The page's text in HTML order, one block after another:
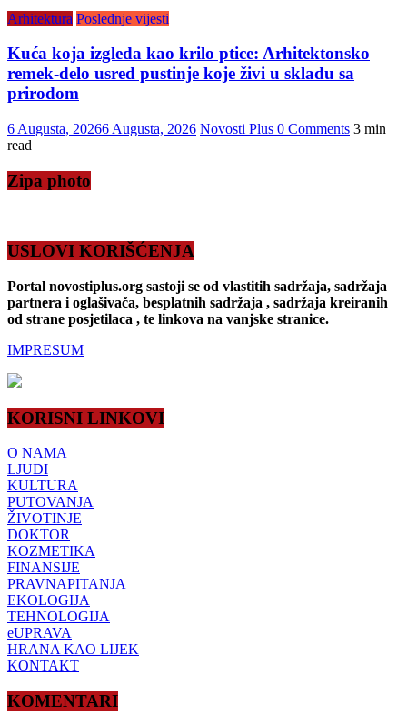
Arhitektura Poslednje vijesti
Kuća koja izgleda kao krilo ptice: Arhitektonsko
remek-delo usred pustinje koje živi u skladu sa
prirodom
6 Augusta, 20266 Augusta, 2026 Novosti Plus 0 Comments 3 min
read
Zipa photo
USLOVI KORIŠĆENJA
Portal novostiplus.org sastoji se od vlastitih sadržaja, sadržaja
partnera i oglašivača, besplatnih sadržaja , sadržaja kreiranih
od strane posjetilaca , te linkova na vanjske stranice.
IMPRESUM
KORISNI LINKOVI
O NAMA
LJUDI
KULTURA
PUTOVANJA
ŽIVOTINJE
DOKTOR
KOZMETIKA
FINANSIJE
PRAVNAPITANJA
EKOLOGIJA
TEHNOLOGIJA
eUPRAVA
HRANA KAO LIJEK
KONTAKT
KOMENTARI